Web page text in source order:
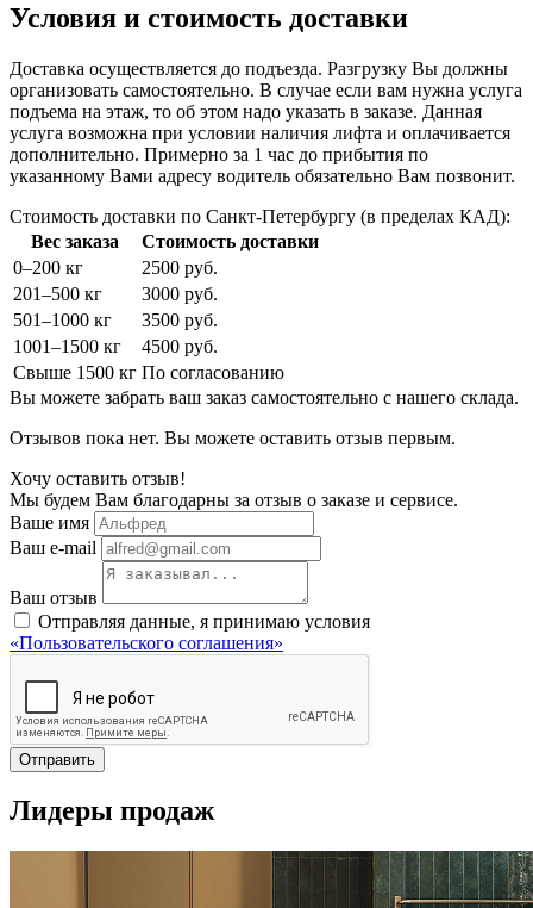
Условия и стоимость доставки
Доставка осуществляется до подъезда. Разгрузку Вы должны
организовать самостоятельно. В случае если вам нужна услуга
подъема на этаж, то об этом надо указать в заказе. Данная
услуга возможна при условии наличия лифта и оплачивается
дополнительно. Примерно за 1 час до прибытия по
указанному Вами адресу водитель обязательно Вам позвонит.
Стоимость доставки по Санкт-Петербургу (в пределах КАД):
Вес заказа
Стоимость доставки
0–200 кг
2500 руб.
201–500 кг
3000 руб.
501–1000 кг
3500 руб.
1001–1500 кг
4500 руб.
Свыше 1500 кг По согласованию
Вы можете забрать ваш заказ самостоятельно с нашего склада.
Отзывов пока нет. Вы можете оставить отзыв первым.
Хочу оставить отзыв!
Мы будем Вам благодарны за отзыв о заказе и сервисе.
Ваше имя
Ваш e-mail
Ваш отзыв
Отправляя данные, я принимаю условия
«Пользовательского соглашения»
Отправить
Лидеры продаж